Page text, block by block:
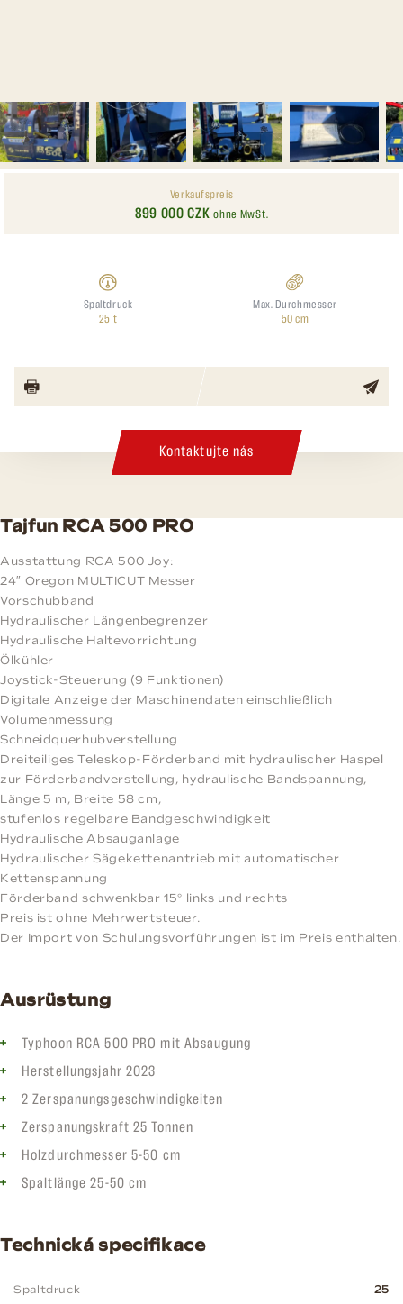
Verkaufspreis
899 000 CZKohne MwSt.
Spaltdruck
25 t
Max. Durchmesser
50 cm
Kontaktujte nás
Tajfun RCA 500 PRO
Ausstattung RCA 500 Joy:
24″ Oregon MULTICUT Messer
Vorschubband
Hydraulischer Längenbegrenzer
Hydraulische Haltevorrichtung
Ölkühler
Joystick-Steuerung (9 Funktionen)
Digitale Anzeige der Maschinendaten einschließlich
Volumenmessung
Schneidquerhubverstellung
Dreiteiliges Teleskop-Förderband mit hydraulischer Haspel
zur Förderbandverstellung, hydraulische Bandspannung,
Länge 5 m, Breite 58 cm,
stufenlos regelbare Bandgeschwindigkeit
Hydraulische Absauganlage
Hydraulischer Sägekettenantrieb mit automatischer
Kettenspannung
Förderband schwenkbar 15° links und rechts
Preis ist ohne Mehrwertsteuer.
Der Import von Schulungsvorführungen ist im Preis enthalten.
Ausrüstung
Typhoon RCA 500 PRO mit Absaugung
Herstellungsjahr 2023
2 Zerspanungsgeschwindigkeiten
Zerspanungskraft 25 Tonnen
Holzdurchmesser 5-50 cm
Spaltlänge 25-50 cm
Technická specifikace
Spaltdruck 25